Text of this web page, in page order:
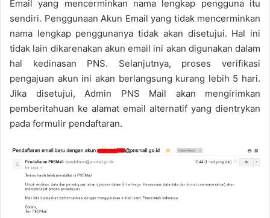
Email yang mencerminkan nama lengkap pengguna itu
sendiri. Penggunaan Akun Email yang tidak mencerminkan
nama lengkap penggunanya tidak akan disetujui. Hal ini
tidak lain dikarenakan akun email ini akan digunakan dalam
hal kedinasan PNS. Selanjutnya, proses verifikasi
pengajuan akun ini akan berlangsung kurang lebih 5 hari.
Jika disetujui, Admin PNS Mail akan mengirimkan
pemberitahuan ke alamat email alternatif yang dientrykan
pada formulir pendaftaran.